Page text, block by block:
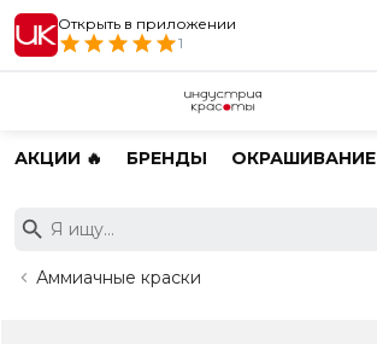
Открыть в приложении
1
АКЦИИ 🔥 БРЕНДЫ ОКРАШИВАНИЕ
Аммиачные краски